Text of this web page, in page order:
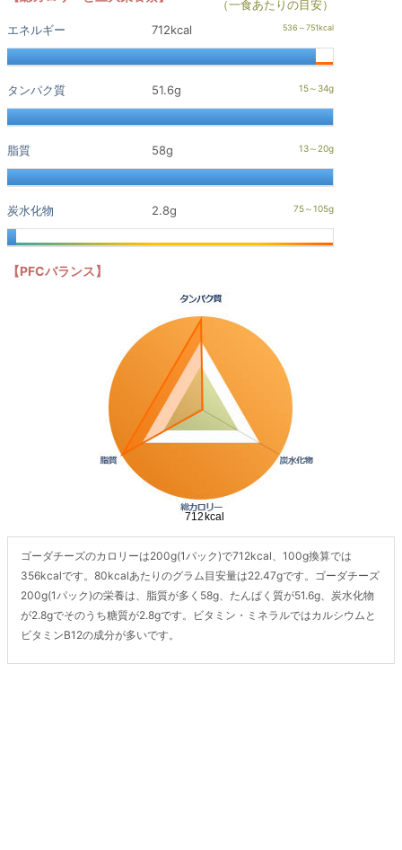
（一食あたりの目安）
エネルギー
712kcal
タンパク質 51.6g
脂質 58g
炭水化物 2.8g
【PFCバランス】
ゴーダチーズのカロリーは200g(1パック)で712kcal、100g換算では
356kcalです。80kcalあたりのグラム目安量は22.47gです。ゴーダチーズ
200g(1パック)の栄養は、脂質が多く58g、たんぱく質が51.6g、炭水化物
が2.8gでそのうち糖質が2.8gです。ビタミン・ミネラルではカルシウムと
ビタミンB12の成分が多いです。